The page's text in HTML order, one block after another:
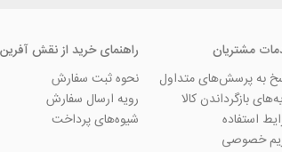
مشتریان
به پرسش‌های متداول
بازگرداندن کالا
استفاده
خصوصی
راهنمای خرید از نقش آفرین
نحوه ثبت سفارش
رویه ارسال سفارش
شیوه‌های پرداخت